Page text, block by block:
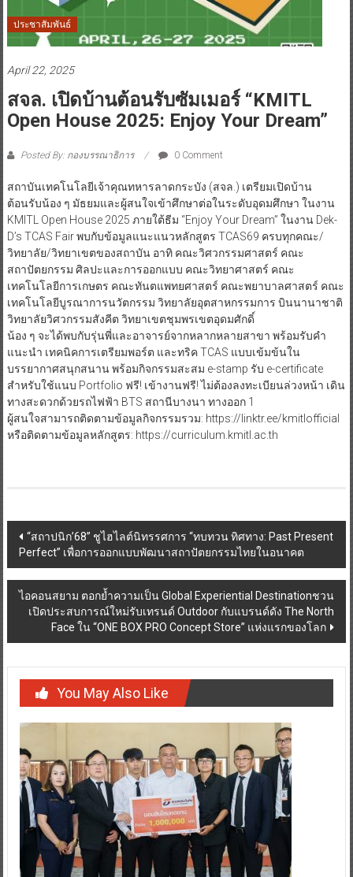
ประชาสัมพันธ์
April 22, 2025
สจล. เปิดบ้านต้อนรับซัมเมอร์ “KMITL
Open House 2025: Enjoy Your Dream”
Posted By: กองบรรณาธิการ 0 Comment
สถาบันเทคโนโลยีเจ้าคุณทหารลาดกระบัง (สจล.) เตรียมเปิดบ้าน
ต้อนรับน้อง ๆ มัธยมและผู้สนใจเข้าศึกษาต่อในระดับอุดมศึกษา ในงาน
KMITL Open House 2025 ภายใต้ธีม “Enjoy Your Dream” ในงาน Dek-
D’s TCAS Fair พบกับข้อมูลแนะแนวหลักสูตร TCAS69 ครบทุกคณะ/
วิทยาลัย/วิทยาเขตของสถาบัน อาทิ คณะวิศวกรรมศาสตร์ คณะ
สถาปัตยกรรม ศิลปะและการออกแบบ คณะวิทยาศาสตร์ คณะ
เทคโนโลยีการเกษตร คณะทันตแพทยศาสตร์ คณะพยาบาลศาสตร์ คณะ
เทคโนโลยีบูรณาการนวัตกรรม วิทยาลัยอุตสาหกรรมการ บินนานาชาติ
วิทยาลัยวิศวกรรมสังคีต วิทยาเขตชุมพรเขตอุดมศักดิ์
น้อง ๆ จะได้พบกับรุ่นพี่และอาจารย์จากหลากหลายสาขา พร้อมรับคำ
แนะนำ เทคนิคการเตรียมพอร์ต และทริค TCAS แบบเข้มข้นใน
บรรยากาศสนุกสนาน พร้อมกิจกรรมสะสม e-stamp รับ e-certificate
สำหรับใช้แนบ Portfolio ฟรี! เข้างานฟรี! ไม่ต้องลงทะเบียนล่วงหน้า เดิน
ทางสะดวกด้วยรถไฟฟ้า BTS สถานีบางนา ทางออก 1
ผู้สนใจสามารถติดตามข้อมูลกิจกรรมรวม: https://linktr.ee/kmitlofficial
หรือติดตามข้อมูลหลักสูตร: https://curriculum.kmitl.ac.th
Post
navigation
“สถาปนิก’68” ชูไฮไลต์นิทรรศการ “ทบทวน ทิศทาง: Past Present
Perfect” เพื่อการออกแบบพัฒนาสถาปัตยกรรมไทยในอนาคต
ไอคอนสยาม ตอกย้ำความเป็น Global Experiential Destinationชวน
เปิดประสบการณ์ใหม่รับเทรนด์ Outdoor กับแบรนด์ดัง The North
Face ใน “ONE BOX PRO Concept Store” แห่งแรกของโลก
You May Also Like